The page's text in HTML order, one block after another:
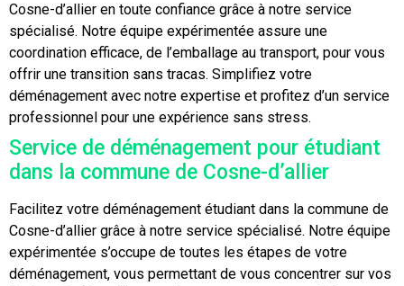
Cosne-d’allier en toute confiance grâce à notre service
spécialisé. Notre équipe expérimentée assure une
coordination efficace, de l’emballage au transport, pour vous
offrir une transition sans tracas. Simplifiez votre
déménagement avec notre expertise et profitez d’un service
professionnel pour une expérience sans stress.
Service de déménagement pour étudiant
dans la commune de Cosne-d’allier
Facilitez votre déménagement étudiant dans la commune de
Cosne-d’allier grâce à notre service spécialisé. Notre équipe
expérimentée s’occupe de toutes les étapes de votre
déménagement, vous permettant de vous concentrer sur vos